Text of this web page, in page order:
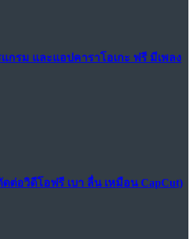
แกรม และแอปคาราโอเกะ ฟรี มีเพลง
ต่อวิดีโอฟรี เบา ลื่น เหมือน CapCut)